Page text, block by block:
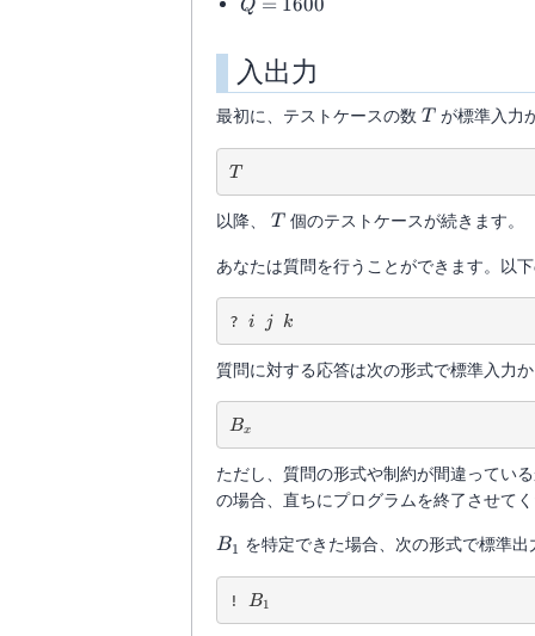
Q = 1600
入出力
最初に、テストケースの数 T
T が標準入力
T
T
以降、 T
T 個のテストケースが続きます。
あなたは質問を行うことができます。以
? ii jj k
k
質問に対する応答は次の形式で標準入力
B_x
Bx
ただし、質問の形式や制約が間違ってい
の場合、直ちにプログラムを終了させて
B_1
B1 を特定できた場合、次の形式で標準
! B_1
B1